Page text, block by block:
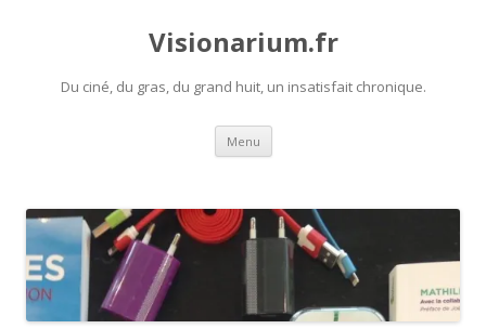
Visionarium.fr
Du ciné, du gras, du grand huit, un insatisfait chronique.
Menu Aller
contenu